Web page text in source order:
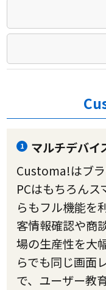
1
マルチデバイ
Customa!はブラ
PCはもちろん
らもフル機能を
客情報確認や商
場の生産性を大
らでも同じ画面
で、ユーザー教